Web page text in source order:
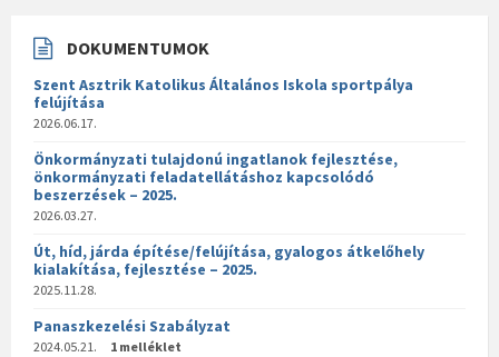
DOKUMENTUMOK
Szent Asztrik Katolikus Általános Iskola sportpálya
felújítása
2026.06.17.
Önkormányzati tulajdonú ingatlanok fejlesztése,
önkormányzati feladatellátáshoz kapcsolódó
beszerzések – 2025.
2026.03.27.
Út, híd, járda építése/felújítása, gyalogos átkelőhely
kialakítása, fejlesztése – 2025.
2025.11.28.
Panaszkezelési Szabályzat
2024.05.21. 1 melléklet